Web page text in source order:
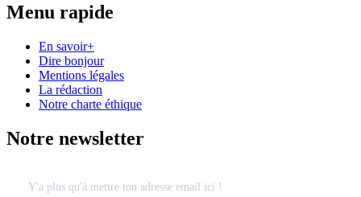
Menu rapide
En savoir+
Dire bonjour
Mentions légales
La rédaction
Notre charte éthique
Notre newsletter